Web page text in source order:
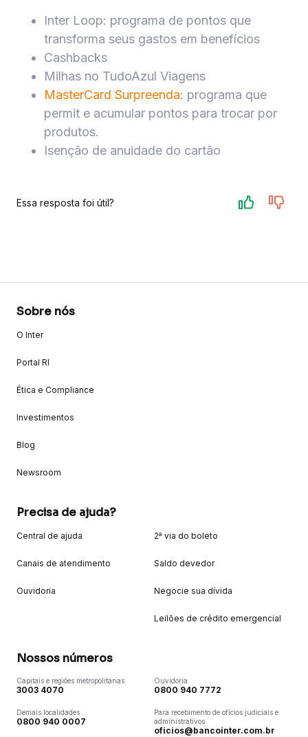
Inter Loop: programa de pontos que
transforma seus gastos em benefícios
Cashbacks
Milhas no TudoAzul Viagens
MasterCard Surpreenda: programa que
permit e acumular pontos para trocar por
produtos.
Isenção de anuidade do cartão
Essa resposta foi útil?
Sobre nós
O Inter
Portal RI
Ética e Compliance
Investimentos
Blog
Newsroom
Precisa de ajuda?
Central de ajuda
Canais de atendimento
Ouvidoria
2ª via do boleto
Saldo devedor
Negocie sua dívida
Leilões de crédito emergencial
Nossos números
Capitais e regiões metropolitanas
3003 4070
Demais localidades
0800 940 0007
Ouvidoria
0800 940 7772
Para recebimento de ofícios judiciais e
administrativos
oficios@bancointer.com.br